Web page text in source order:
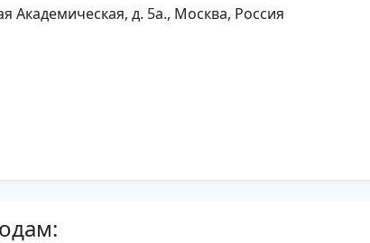
Академическая, д. 5а., Москва, Россия